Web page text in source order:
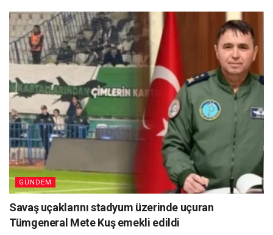
GÜNDEM
Savaş uçaklarını stadyum üzerinde uçuran
Tümgeneral Mete Kuş emekli edildi